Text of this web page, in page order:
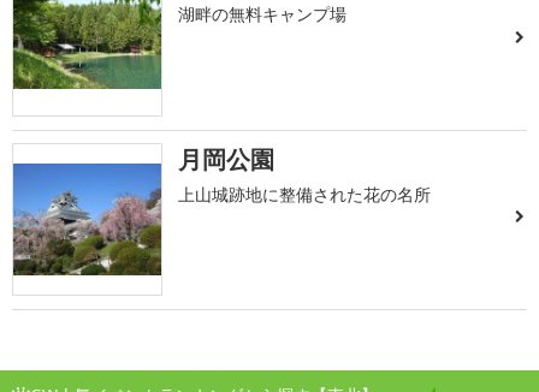
湖畔の無料キャンプ場
月岡公園
上山城跡地に整備された花の名所